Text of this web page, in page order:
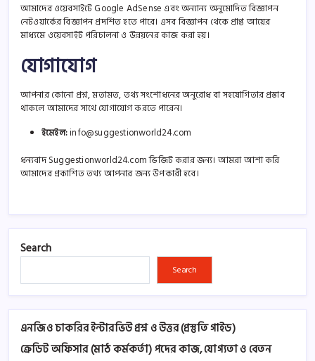
আমাদের ওয়েবসাইটে Google AdSense এবং অন্যান্য অনুমোদিত বিজ্ঞাপন
নেটওয়ার্কের বিজ্ঞাপন প্রদর্শিত হতে পারে। এসব বিজ্ঞাপন থেকে প্রাপ্ত আয়ের
মাধ্যমে ওয়েবসাইট পরিচালনা ও উন্নয়নের কাজ করা হয়।
যোগাযোগ
আপনার কোনো প্রশ্ন, মতামত, তথ্য সংশোধনের অনুরোধ বা সহযোগিতার প্রস্তাব
থাকলে আমাদের সাথে যোগাযোগ করতে পারেন।
ইমেইল:info@suggestionworld24.com
ধন্যবাদ Suggestionworld24.com ভিজিট করার জন্য। আমরা আশা করি
আমাদের প্রকাশিত তথ্য আপনার জন্য উপকারী হবে।
Search
Search
এনজিও চাকরির ইন্টারভিউ প্রশ্ন ও উত্তর (প্রস্তুতি গাইড)
ক্রেডিট অফিসার (মাঠ কর্মকর্তা) পদের কাজ, যোগ্যতা ও বেতন